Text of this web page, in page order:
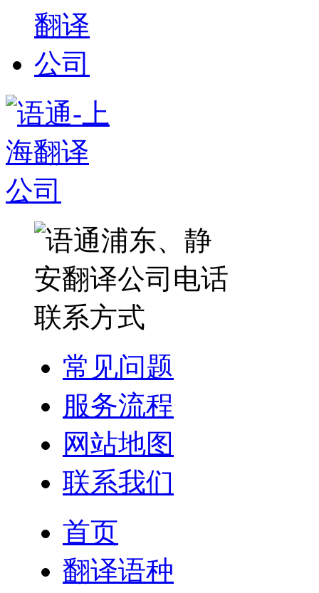
常见问题
服务流程
网站地图
联系我们
首页
翻译语种